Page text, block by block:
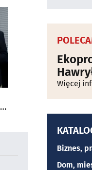
Więcej
Biznes,
Dom,